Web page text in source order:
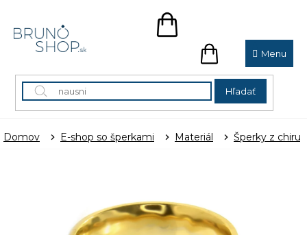
obsah
Hľadať
NÁKUPNÝ
NÁKUPNÝ
KOŠÍK
Domov E-shop so šperkami Materiál Šperky z